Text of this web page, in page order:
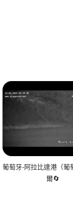
葡萄牙-阿拉比達港（葡
爾🔄